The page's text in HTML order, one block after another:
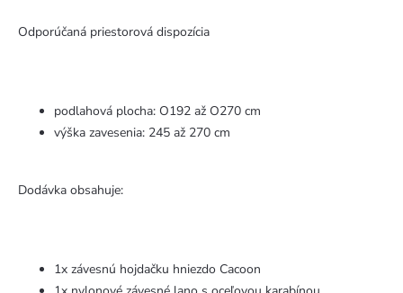
Odporúčaná priestorová dispozícia
podlahová plocha: O192 až O270 cm
výška zavesenia: 245 až 270 cm
Dodávka obsahuje:
1x závesnú hojdačku hniezdo Cacoon